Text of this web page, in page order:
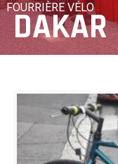
FOURRIÈRE VÉLO
DAKAR